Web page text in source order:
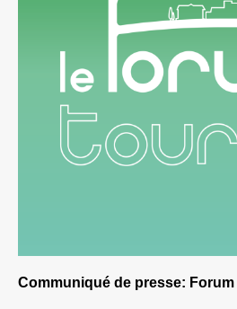
Communiqué de presse: